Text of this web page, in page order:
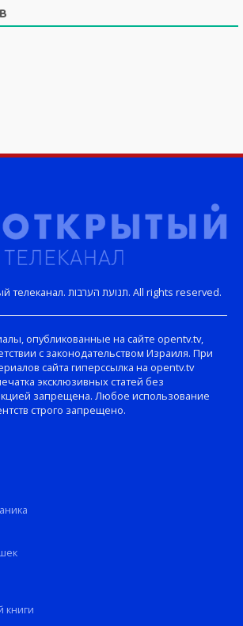
Copyright © Открытый телеканал. תנועת הערבות. All rights reserved.
опубликованные на сайте opentv.tv,
с законодательством Израиля. При
сайта гиперссылка на opentv.tv
эксклюзивных статей без
запрещена. Любое использование
строго запрещено.
книги